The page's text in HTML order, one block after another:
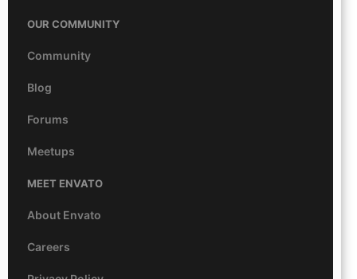
OUR COMMUNITY
Community
Blog
Forums
Meetups
MEET ENVATO
About Envato
Careers